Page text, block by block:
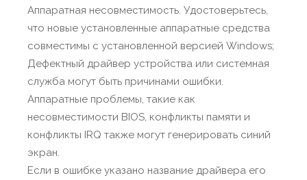
Аппаратная несовместимость. Удостоверьтесь,
что новые установленные аппаратные средства
совместимы с установленной версией Windows;
Дефектный драйвер устройства или системная
служба могут быть причинами ошибки.
Аппаратные проблемы, такие как
несовместимости BIOS, конфликты памяти и
конфликты IRQ также могут генерировать синий
экран.
Если в ошибке указано название драйвера его